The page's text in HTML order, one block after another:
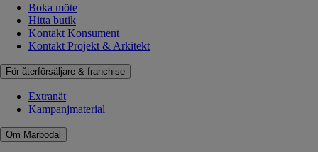
Boka möte
Hitta butik
Kontakt Konsument
Kontakt Projekt & Arkitekt
För återförsäljare & franchise
Extranät
Kampanjmaterial
Om Marbodal